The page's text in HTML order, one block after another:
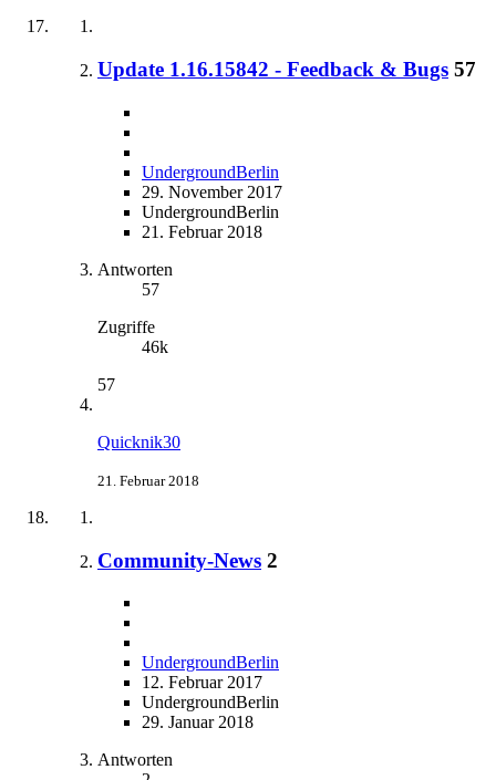
Update 1.16.15842 - Feedback & Bugs 57
UndergroundBerlin
29. November 2017
UndergroundBerlin
21. Februar 2018
Antworten
57
Zugriffe
46k
57
Quicknik30
21. Februar 2018
Community-News 2
UndergroundBerlin
12. Februar 2017
UndergroundBerlin
29. Januar 2018
Antworten